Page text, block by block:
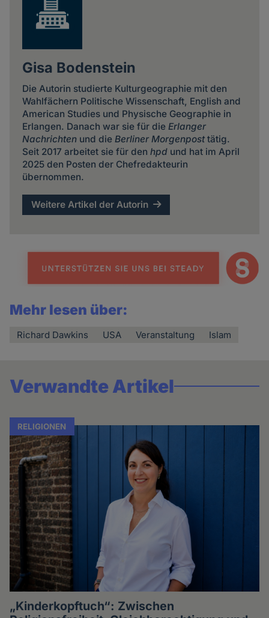
Gisa Bodenstein
Die Autorin studierte Kulturgeographie mit den
Wahlfächern Politische Wissenschaft, English and
American Studies und Physische Geographie in
Erlangen. Danach war sie für die Erlanger
Nachrichtenund die Berliner Morgenposttätig.
Seit 2017 arbeitet sie für den hpdund hat im April
2025 den Posten der Chefredakteurin
übernommen.
Weitere Artikel der Autorin
Mehr lesen über:
Richard Dawkins USA Veranstaltung Islam
Verwandte Artikel
RELIGIONEN
„Kinderkopftuch“: Zwischen